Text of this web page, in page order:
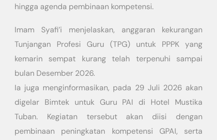
hingga agenda pembinaan kompetensi.
Imam Syafi’i menjelaskan, anggaran kekurangan
Tunjangan Profesi Guru (TPG) untuk PPPK yang
kemarin sempat kurang telah terpenuhi sampai
bulan Desember 2026.
Ia juga menginformasikan, pada 29 Juli 2026 akan
digelar Bimtek untuk Guru PAI di Hotel Mustika
Tuban. Kegiatan tersebut akan diisi dengan
pembinaan peningkatan kompetensi GPAI, serta